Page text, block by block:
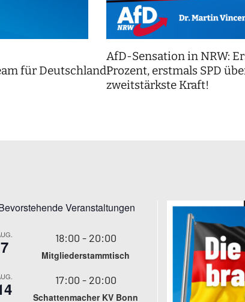
für Deutschland!
AfD-Sensation in NRW:
Prozent, erstmals SPD
zweitstärkste Kraft!
Veranstaltungen
7 18:00 - 20:00
Mitgliederstammtisch
17:00 - 20:00
Schattenmacher KV Bonn